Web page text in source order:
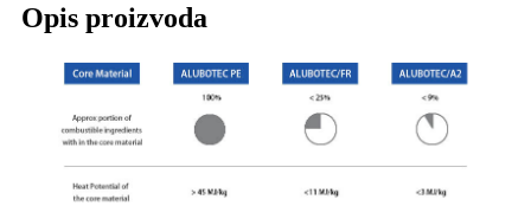
Opis proizvoda